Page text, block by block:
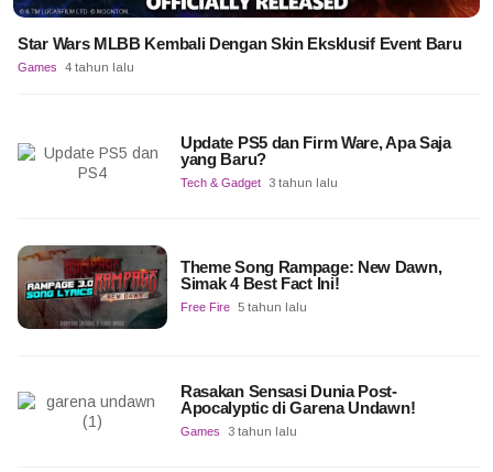
Star Wars MLBB Kembali Dengan Skin Eksklusif Event Baru
Games 4 tahun lalu
Update PS5 dan Firm Ware, Apa Saja
yang Baru?
Tech & Gadget 3 tahun lalu
Theme Song Rampage: New Dawn,
Simak 4 Best Fact Ini!
Free Fire 5 tahun lalu
Rasakan Sensasi Dunia Post-
Apocalyptic di Garena Undawn!
Games 3 tahun lalu